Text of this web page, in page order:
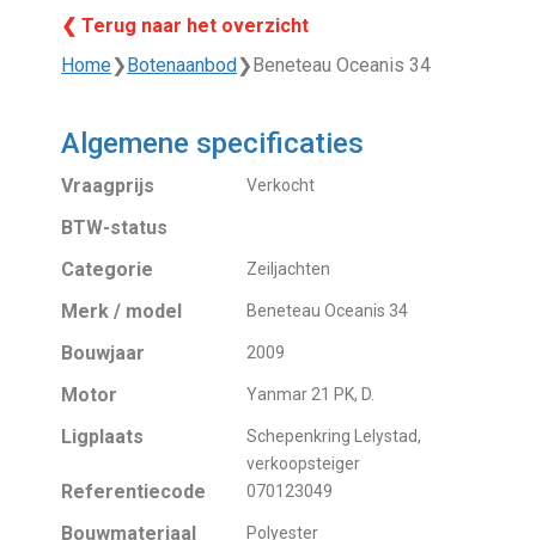
❮ Terug naar het overzicht
Home❯Botenaanbod❯Beneteau Oceanis 34
Algemene specificaties
Vraagprijs Verkocht
BTW-status
Categorie
Zeiljachten
Merk / model Beneteau Oceanis 34
Bouwjaar 2009
Motor Yanmar 21 PK, D.
Ligplaats
Schepenkring Lelystad,
verkoopsteiger
Referentiecode 070123049
Bouwmateriaal Polyester